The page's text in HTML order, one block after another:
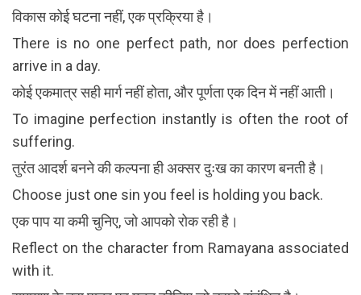
विकास कोई घटना नहीं, एक प्रक्रिया है।
There is no one perfect path, nor does perfection
arrive in a day.
कोई एकमात्र सही मार्ग नहीं होता, और पूर्णता एक दिन में नहीं आती।
To imagine perfection instantly is often the root of
suffering.
तुरंत आदर्श बनने की कल्पना ही अक्सर दुःख का कारण बनती है।
Choose just one sin you feel is holding you back.
एक पाप या कमी चुनिए, जो आपको रोक रही है।
Reflect on the character from Ramayana associated
with it.